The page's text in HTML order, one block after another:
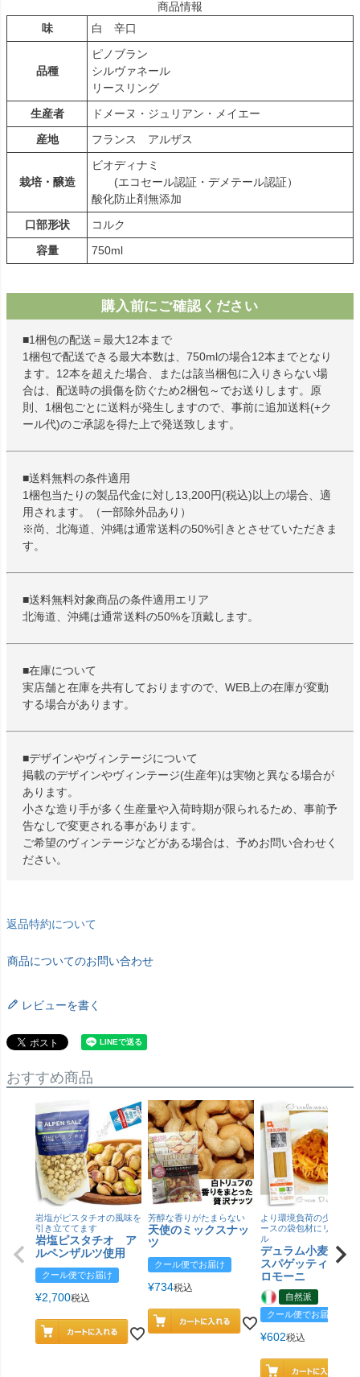
商品情報
味
白 辛口
品種
ピノブラン
シルヴァネール
リースリング
生産者
ドメーヌ・ジュリアン・メイエー
産地
フランス アルザス
栽培・醸造
ビオディナミ
(エコセール認証・デメテール認証）
酸化防止剤無添加
口部形状
コルク
容量
750ml
購入前にご確認ください
■1梱包の配送＝最大12本まで
1梱包で配送できる最大本数は、750mlの場合12本までとなり
ます。12本を超えた場合、または該当梱包に入りきらない場
合は、配送時の損傷を防ぐため2梱包～でお送りします。原
則、1梱包ごとに送料が発生しますので、事前に追加送料(+ク
ール代)のご承認を得た上で発送致します。
■送料無料の条件適用
1梱包当たりの製品代金に対し13,200円(税込)以上の場合、適
用されます。（一部除外品あり）
※尚、北海道、沖縄は通常送料の50%引きとさせていただきま
す。
■送料無料対象商品の条件適用エリア
北海道、沖縄は通常送料の50%を頂戴します。
■在庫について
実店舗と在庫を共有しておりますので、WEB上の在庫が変動
する場合があります。
■デザインやヴィンテージについて
掲載のデザインやヴィンテージ(生産年)は実物と異なる場合が
あります。
小さな造り手が多く生産量や入荷時期が限られるため、事前予
告なしで変更される事があります。
ご希望のヴィンテージなどがある場合は、予めお問い合わせく
ださい。
返品特約について
商品についてのお問い合わせ
レビューを書く
おすすめ商品
岩塩がピスタチオの風味を
引き立ててます
岩塩ピスタチオ ア
ルペンザルツ使用
クール便でお届け
¥2,700税込
芳醇な香りがたまらない
天使のミックスナッ
ツ
クール便でお届け
¥734税込
より環境負荷の少ない紙
ースの袋包材にリニュー
ル
デュラム小麦 有
スパゲッティ／ジ
ロモーニ
自然派
クール便でお届け
¥602税込